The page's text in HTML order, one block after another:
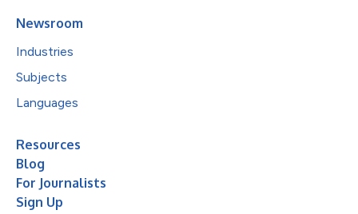
Newsroom
Industries
Subjects
Languages
Resources
Blog
For Journalists
Sign Up